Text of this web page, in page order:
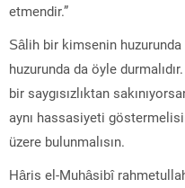
etmendir.”
Sâlih bir kimsenin huzurunda
huzurunda da öyle
bir saygısızlıktan
aynı hassasiyeti
üzere bulunmalısın.
Hâris el-Muhâsibî